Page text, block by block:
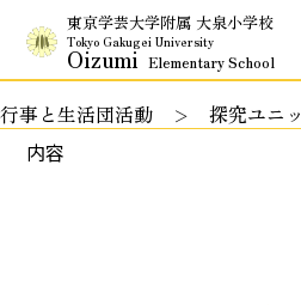
東京学芸大学附属 大泉小学校
Tokyo Gakugei University
Oizumi Elementary School
お問合せ アクセス
行事と生活団活動
探究ユニ
内容